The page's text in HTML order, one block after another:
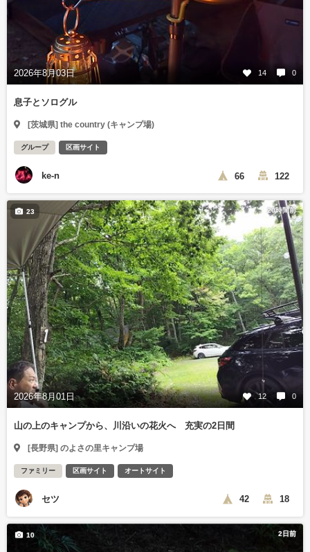
2026年8月03日 14 0
息子とソログル
[茨城県] the country (キャンプ場)
グループ 区画サイト
ke-n 66 122
20時間前
2026年8月01日 12 0
23
山の上のキャンプから、川沿いの花火へ 充実の2日間
[長野県] のよさの里キャンプ場
ファミリー 区画サイト オートサイト
セツ 42 18
2日前
10